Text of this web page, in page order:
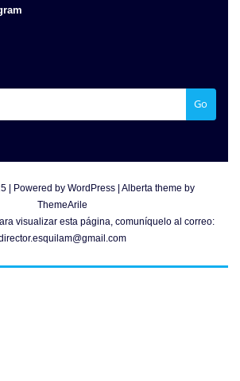
Go
| Powered by WordPress
Alberta theme by
ThemeArile
visualizar esta página, comuníquelo al correo: